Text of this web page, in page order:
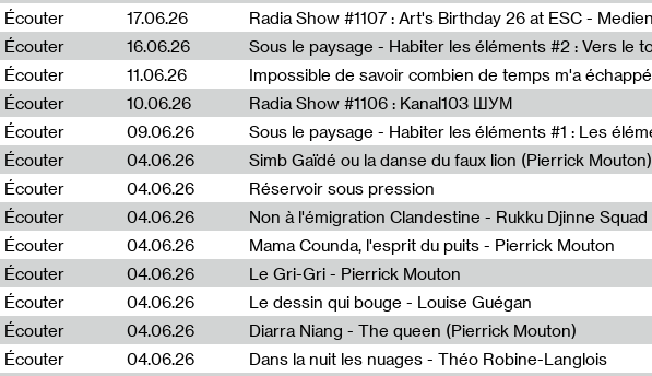
Écouter
17.06.26
Écouter
16.06.26
Écouter
11.06.26 Impossible de savoir combien de temps m'a échappé
Écouter
10.06.26 Radia Show #1106 : Kanal103 ШУМ
Écouter
09.06.26
Écouter
04.06.26 Simb Gaïdé ou la danse du faux lion (Pierrick Mouton)
Écouter
04.06.26 Réservoir sous pression
Écouter
04.06.26
Écouter
04.06.26 Mama Counda, l'esprit du puits - Pierrick Mouton
Écouter
04.06.26 Le Gri-Gri - Pierrick Mouton
Écouter
04.06.26 Le dessin qui bouge - Louise Guégan
Écouter
04.06.26 Diarra Niang - The queen (Pierrick Mouton)
Écouter
04.06.26 Dans la nuit les nuages - Théo Robine-Langlois